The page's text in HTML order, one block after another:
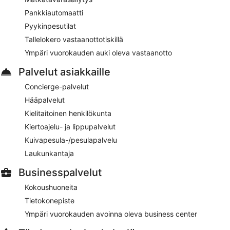
päivä klo 6.30–10.30.
Brasserie Joel– fine dining -ravintola, jonka erikoisuutena on
ranskalainen keittiö. Ravintola tarjoilee aamiaisen, lounaan ja
illallisen. Auki joka päivä.
Ravintola tarjoilee lounaan ja illallisen. Auki joka päivä
Primo Bar– Tämä baari tarjoilee vain kevyitä aterioita. Auki
joka päivä
Ympärivuorokautinen huonepalvelu on käytettävissä.
Pankkiautomaatti
Pyykinpesutilat
Tallelokero vastaanottotiskillä
Ympäri vuorokauden auki oleva vastaanotto
Palvelut asiakkaille
Concierge-palvelut
Hääpalvelut
Kielitaitoinen henkilökunta
Kiertoajelu- ja lippupalvelut
Kuivapesula-/pesulapalvelu
Laukunkantaja
Businesspalvelut
Kokoushuoneita
Tietokonepiste
Ympäri vuorokauden avoinna oleva business center